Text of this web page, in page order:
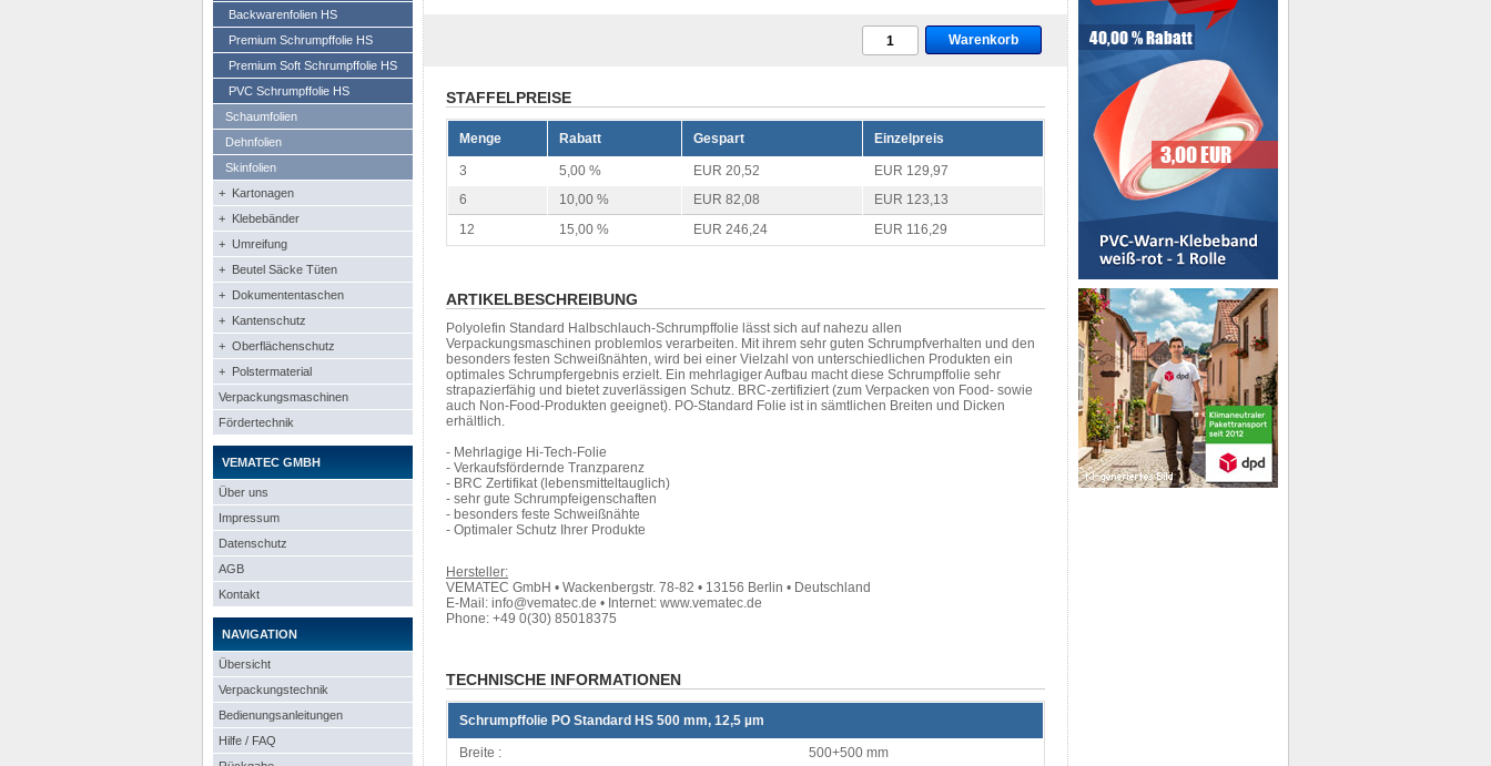
Backwarenfolien HS
Premium Schrumpffolie HS
Premium Soft Schrumpffolie HS
PVC Schrumpffolie HS
Schaumfolien
Dehnfolien
Skinfolien
+ Kartonagen
+ Klebebänder
+ Umreifung
+ Beutel Säcke Tüten
+ Dokumententaschen
+ Kantenschutz
+ Oberflächenschutz
+ Polstermaterial
Verpackungsmaschinen
Fördertechnik
VEMATEC GMBH
Über uns
Impressum
Datenschutz
AGB
Kontakt
NAVIGATION
Übersicht
Verpackungstechnik
Bedienungsanleitungen
Hilfe / FAQ
STAFFELPREISE
Menge Rabatt Gespart Einzelpreis
3 5,00 % EUR 20,52
EUR 129,97
6
10,00 % EUR 82,08
EUR 123,13
12
15,00 % EUR 246,24 EUR 116,29
ARTIKELBESCHREIBUNG
Polyolefin Standard Halbschlauch-Schrumpffolie lässt sich auf nahezu allen
Verpackungsmaschinen problemlos verarbeiten. Mit ihrem sehr guten Schrumpfverhalten und den
besonders festen Schweißnähten, wird bei einer Vielzahl von unterschiedlichen Produkten ein
optimales Schrumpfergebnis erzielt. Ein mehrlagiger Aufbau macht diese Schrumpffolie sehr
strapazierfähig und bietet zuverlässigen Schutz. BRC-zertifiziert (zum Verpacken von Food- sowie
auch Non-Food-Produkten geeignet). PO-Standard Folie ist in sämtlichen Breiten und Dicken
erhältlich.
- Mehrlagige Hi-Tech-Folie
- Verkaufsfördernde Tranzparenz
- BRC Zertifikat (lebensmitteltauglich)
- sehr gute Schrumpfeigenschaften
- besonders feste Schweißnähte
- Optimaler Schutz Ihrer Produkte
Hersteller:
VEMATEC GmbH • Wackenbergstr. 78-82 • 13156 Berlin • Deutschland
E-Mail: info@vematec.de • Internet: www.vematec.de
Phone: +49 0(30) 85018375
TECHNISCHE INFORMATIONEN
Schrumpffolie PO Standard HS 500 mm, 12,5 µm
Breite :
500+500 mm